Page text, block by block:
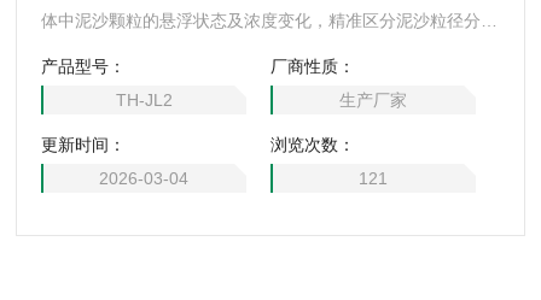
体中泥沙颗粒的悬浮状态及浓度变化，精准区分泥沙粒径分布
高浊度、强波动水体环境中稳定运行，通过物联网模块将数据
同步至管理平台，结合动态模型生成泥沙迁移趋势图，为河道
治理、水库调度及水土保持工程提供实时数据支撑服务。
产品型号：
TH-JL2
厂商性质：
生产厂家
更新时间：
2026-03-04
浏览次数：
121